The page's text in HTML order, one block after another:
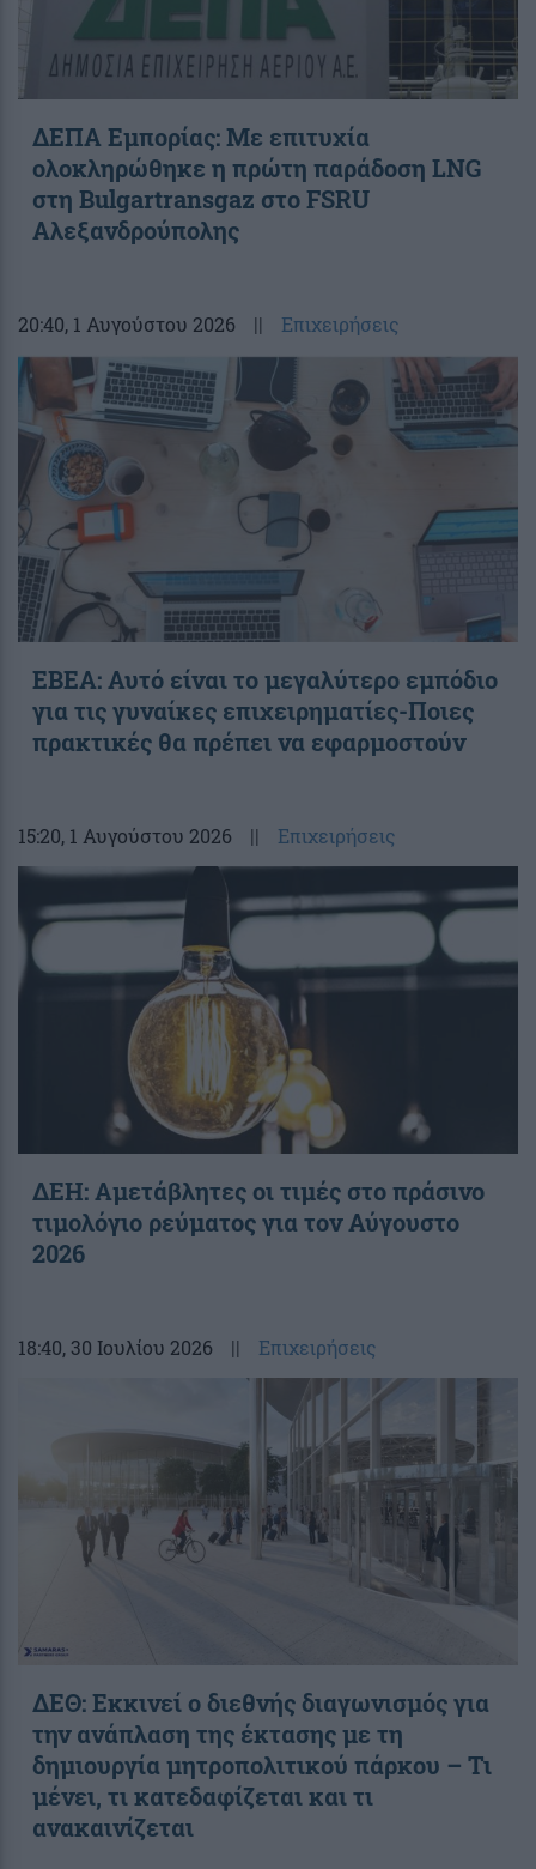
ΔΕΠΑ Εμπορίας: Με επιτυχία
ολοκληρώθηκε η πρώτη παράδοση LNG
στη Bulgartransgaz στο FSRU
Αλεξανδρούπολης
20:40, 1 Αυγούστου 2026 || Επιχειρήσεις
ΕΒΕΑ: Αυτό είναι το μεγαλύτερο εμπόδιο
για τις γυναίκες επιχειρηματίες-Ποιες
πρακτικές θα πρέπει να εφαρμοστούν
15:20, 1 Αυγούστου 2026 || Επιχειρήσεις
ΔΕΗ: Αμετάβλητες οι τιμές στο πράσινο
τιμολόγιο ρεύματος για τον Αύγουστο
2026
18:40, 30 Ιουλίου 2026 || Επιχειρήσεις
ΔΕΘ: Εκκινεί ο διεθνής διαγωνισμός για
την ανάπλαση της έκτασης με τη
δημιουργία μητροπολιτικού πάρκου – Τι
μένει, τι κατεδαφίζεται και τι
ανακαινίζεται